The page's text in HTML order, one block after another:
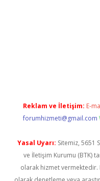
Reklam ve İletişim: E-
forumhizmeti@gmail.com
Yasal Uyarı: Sitemiz, 5651
ve İletişim Kurumu (BTK)
olarak hizmet